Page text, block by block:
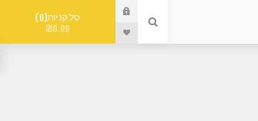
סל קניות 0
₪0.00